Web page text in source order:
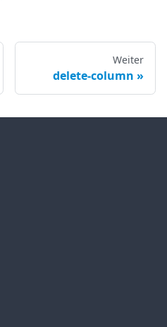
Weiter
delete-column